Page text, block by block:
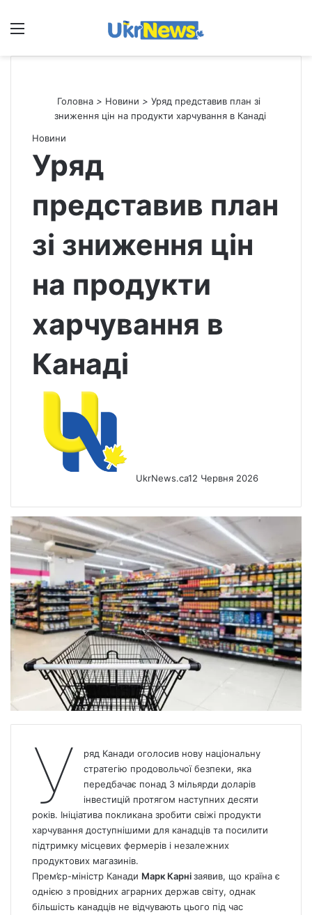
Меню
Головна > Новини > Уряд представив план зі
зниження цін на продукти харчування в Канаді
Новини
Уряд
представив план
зі зниження цін
на продукти
харчування в
Канаді
UkrNews.ca12 Червня 2026
У
ряд Канади оголосив нову національну
стратегію продовольчої безпеки, яка
передбачає понад 3 мільярди доларів
інвестицій протягом наступних десяти
років. Ініціатива покликана зробити свіжі продукти
харчування доступнішими для канадців та посилити
підтримку місцевих фермерів і незалежних
продуктових магазинів.
Прем’єр-міністр Канади Марк Карнізаявив, що країна є
однією з провідних аграрних держав світу, однак
більшість канадців не відчувають цього під час